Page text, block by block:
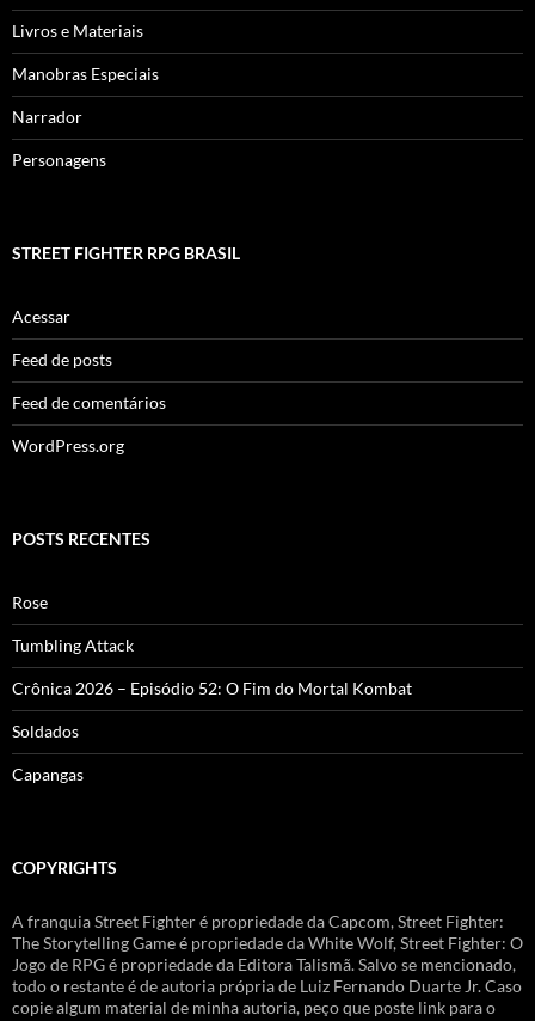
Livros e Materiais
Manobras Especiais
Narrador
Personagens
STREET FIGHTER RPG BRASIL
Acessar
Feed de posts
Feed de comentários
WordPress.org
POSTS RECENTES
Rose
Tumbling Attack
Crônica 2026 – Episódio 52: O Fim do Mortal Kombat
Soldados
Capangas
COPYRIGHTS
A franquia Street Fighter é propriedade da Capcom, Street Fighter:
The Storytelling Game é propriedade da White Wolf, Street Fighter: O
Jogo de RPG é propriedade da Editora Talismã. Salvo se mencionado,
todo o restante é de autoria própria de Luiz Fernando Duarte Jr. Caso
copie algum material de minha autoria, peço que poste link para o